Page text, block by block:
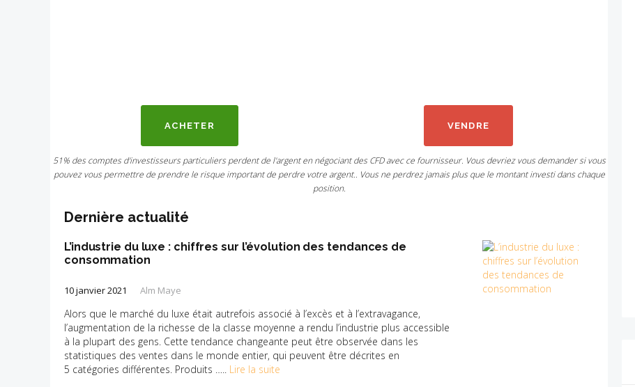
ACHETER VENDRE
51% des comptes d'investisseurs particuliers perdent de l'argent en négociant des CFD avec ce fournisseur. Vous devriez vous demander si vous
pouvez vous permettre de prendre le risque important de perdre votre argent.. Vous ne perdrez jamais plus que le montant investi dans chaque
position.
Dernière actualité
L’industrie du luxe : chiffres sur l’évolution des tendances de
consommation
10 janvier 2021 Alm Maye
Alors que le marché du luxe était autrefois associé à l’excès et à l’extravagance,
l’augmentation de la richesse de la classe moyenne a rendu l’industrie plus accessible
à la plupart des gens. Cette tendance changeante peut être observée dans les
statistiques des ventes dans le monde entier, qui peuvent être décrites en
5 catégories différentes. Produits ….. Lire la suite